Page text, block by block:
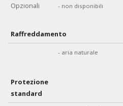
Opzionali - non disponibili
Raffreddamento
- aria naturale
Protezione
standard